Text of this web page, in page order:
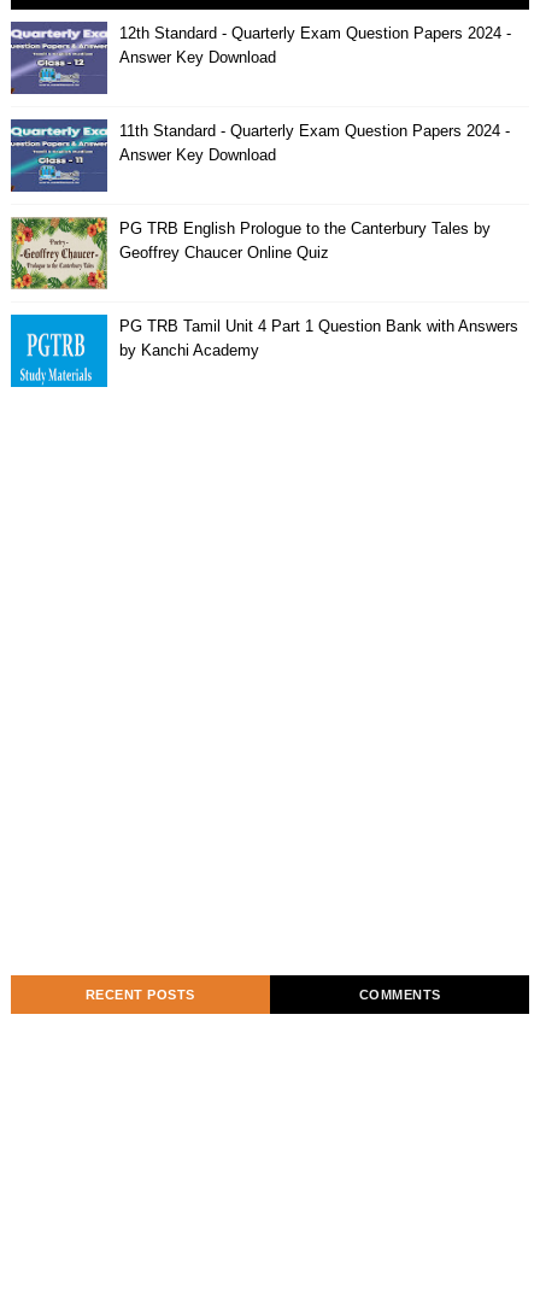
12th Standard - Quarterly Exam Question Papers 2024 -
Answer Key Download
11th Standard - Quarterly Exam Question Papers 2024 -
Answer Key Download
PG TRB English Prologue to the Canterbury Tales by
Geoffrey Chaucer Online Quiz
PG TRB Tamil Unit 4 Part 1 Question Bank with Answers
by Kanchi Academy
RECENT POSTS COMMENTS